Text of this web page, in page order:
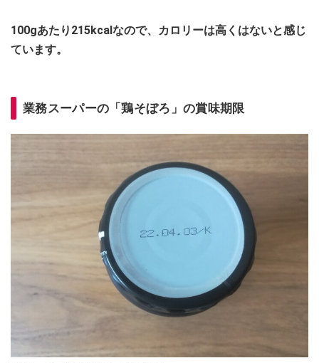
100gあたり215kcalなので、カロリーは高くはないと感じ
ています。
業務スーパーの「鶏そぼろ」の賞味期限